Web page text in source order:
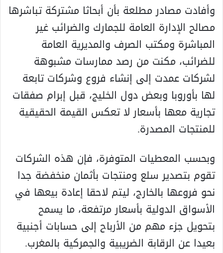
وأفادت مصادر مطلعة بأن أبحاثا مشتركة تباشرها
مصالح الإدارة العامة للجمارك والضرائب غير
المباشرة ومكتب الصرف والمديرية العامة
للضرائب، مكنت من رصد ممارسات مشبوهة
لشركات عمدت إلى إنشاء فروع وشركات تابعة
لها بأوروبا وبعض دول الخليج، قبل إبرام صفقات
تجارية معها بأسعار لا تعكس القيمة الحقيقية
للمنتجات المصدرة.
وبحسب المعطيات المتوفرة، فإن هذه الشركات
تقوم بتصدير سلع ومنتجات بأثمان منخفضة جدا
نحو فروعها بالخارج، ليتم لاحقا إعادة بيعها في
الأسواق الدولية بأسعار مرتفعة، ما يسمح
بتحويل جزء مهم من الأرباح إلى حسابات أجنبية
بعيدا عن الرقابة الضريبية والجمركية بالمغرب.